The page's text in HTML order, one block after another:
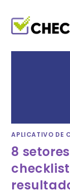
conteúdo
APLICATIVO DE
8